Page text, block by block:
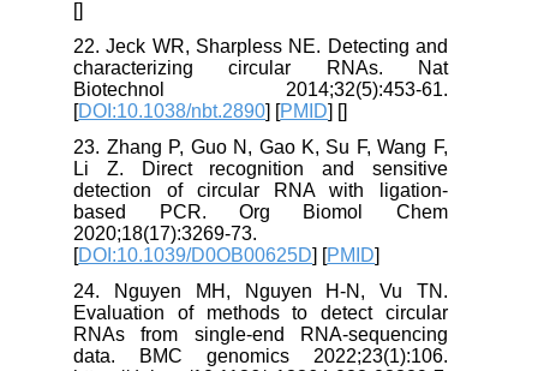
22. Jeck WR, Sharpless NE. Detecting and
characterizing circular RNAs. Nat
Biotechnol 2014;32(5):453-61.
[DOI:10.1038/nbt.2890] [PMID] [
23. Zhang P, Guo N, Gao K, Su F, Wang F,
Li Z. Direct recognition and sensitive
detection of circular RNA with ligation-
based PCR. Org Biomol Chem
2020;18(17):3269-73.
[DOI:10.1039/D0OB00625D] [PMID
24. Nguyen MH, Nguyen H-N, Vu TN.
Evaluation of methods to detect circular
RNAs from single-end RNA-sequencing
data. BMC genomics 2022;23(1):106.